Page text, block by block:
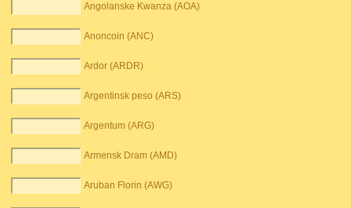
Angolanske Kwanza (AOA)
Anoncoin (ANC)
Ardor (ARDR)
Argentinsk peso (ARS)
Argentum (ARG)
Armensk Dram (AMD)
Aruban Florin (AWG)